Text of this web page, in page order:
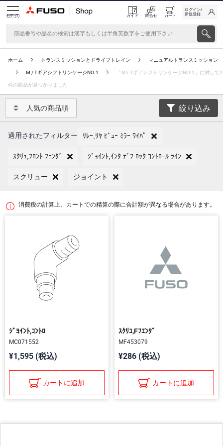
カテゴリ ガイド 問合せ カート
ログイン/
新規登録
ホーム トランスミッションとドライブトレイン マニュアルトランスミッション
M / TギアシフトリンケージNO.1 「M / TギアシフトリンケージNO.1」に対して2
件の商品が見つかりました
人気の商品順 絞り込み
適用されたフィルター ﾘﾚｰ,ﾘﾔ ﾋﾞｭｰ ﾐﾗｰ ﾜｲﾊﾟ
ｽｸﾘｭ,ﾌﾛﾝﾄ ﾌｪﾝﾀﾞ ｼﾞｮｲﾝﾄ,ｲﾝﾀ ﾃﾞﾌ ﾛｯｸ ｺﾝﾄﾛｰﾙ ﾗｲﾝ
スクリュー ジョイント
消費税の計算上、カートでの精算の際に合計額が異なる場合があります。
ｼﾞﾖｲﾝﾄ,ｺﾝﾄﾛ
MC071552
¥1,595 (税込)
カートに追加
ｽｸﾘﾕ,Fﾌｴﾝﾀﾞ
MF453079
¥286 (税込)
カートに追加